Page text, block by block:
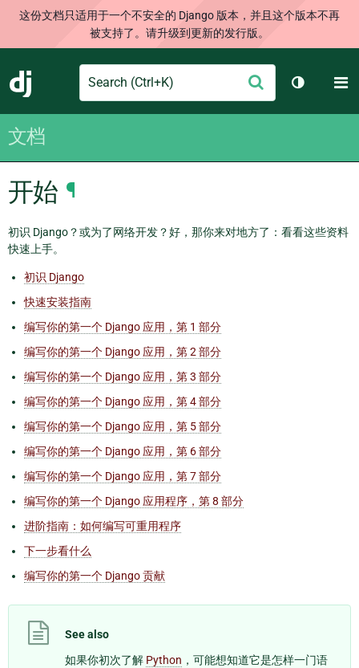
这份文档只适用于一个不安全的 Django 版本，并且这个版本不再
被支持了。请升级到更新的发行版。
Django
Search
交
切换主题
文档
开始 ¶
初识 Django？或为了网络开发？好，那你来对地方了：看看这些资料
快速上手。
初识 Django
快速安装指南
编写你的第一个 Django 应用，第 1 部分
编写你的第一个 Django 应用，第 2 部分
编写你的第一个 Django 应用，第 3 部分
编写你的第一个 Django 应用，第 4 部分
编写你的第一个 Django 应用，第 5 部分
编写你的第一个 Django 应用，第 6 部分
编写你的第一个 Django 应用，第 7 部分
编写你的第一个 Django 应用程序，第 8 部分
进阶指南：如何编写可重用程序
下一步看什么
编写你的第一个 Django 贡献
See also
如果你初次了解 Python ，可能想知道它是怎样一门语